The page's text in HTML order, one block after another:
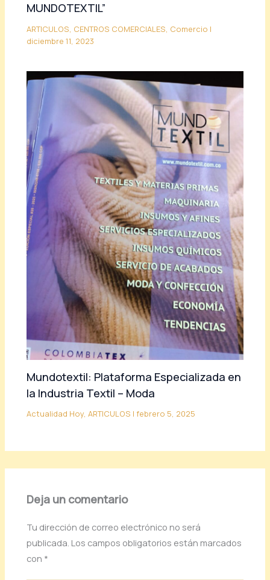
MUNDOTEXTIL”
ARTICULOS, CENTROS COMERCIALES, Comercio |
diciembre 11, 2023
Mundotextil: Plataforma Especializada en
la Industria Textil – Moda
Actualidad Hoy,ARTICULOS |febrero 5, 2025
Deja un comentario
Tu dirección de correo electrónico no será
publicada. Los campos obligatorios están marcados
con *